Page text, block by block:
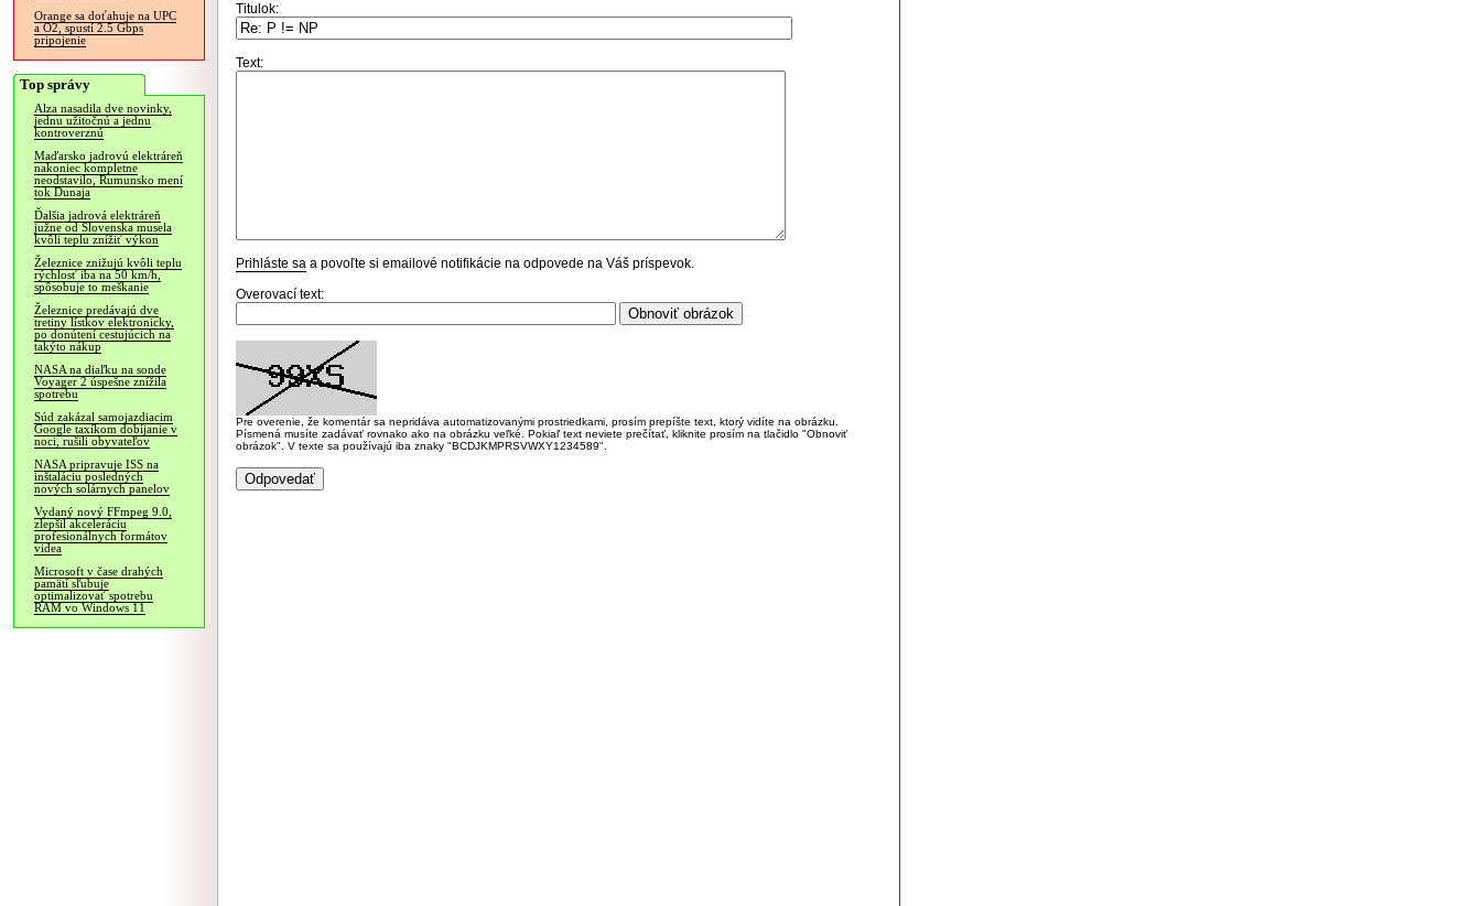
Orange sa doťahuje na UPC
a O2, spustí 2.5 Gbps
pripojenie
Top správy
Alza nasadila dve novinky,
jednu užitočnú a jednu
kontroverznú
Maďarsko jadrovú elektráreň
nakoniec kompletne
neodstavilo, Rumunsko mení
tok Dunaja
Ďalšia jadrová elektráreň
južne od Slovenska musela
kvôli teplu znížiť výkon
Železnice znižujú kvôli teplu
rýchlosť iba na 50 km/h,
spôsobuje to meškanie
Železnice predávajú dve
tretiny lístkov elektronicky,
po donútení cestujúcich na
takýto nákup
NASA na diaľku na sonde
Voyager 2 úspešne znížila
spotrebu
Súd zakázal samojazdiacim
Google taxíkom dobíjanie v
noci, rušili obyvateľov
NASA pripravuje ISS na
inštaláciu posledných
nových solárnych panelov
Vydaný nový FFmpeg 9.0,
zlepšil akceleráciu
profesionálnych formátov
videa
Microsoft v čase drahých
pamätí sľubuje
optimalizovať spotrebu
RAM vo Windows 11
Titulok:
Text:
Prihláste sa a povoľte si emailové notifikácie na odpovede na Váš príspevok.
Overovací text:
Pre overenie, že komentár sa nepridáva automatizovanými prostriedkami, prosím prepíšte text, ktorý vidíte na obrázku.
Písmená musíte zadávať rovnako ako na obrázku veľké. Pokiaľ text neviete prečítať, kliknite prosím na tlačidlo "Obnoviť
obrázok". V texte sa používajú iba znaky "BCDJKMPRSVWXY1234589".